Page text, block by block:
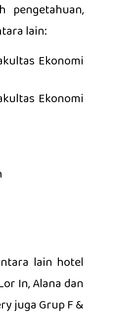
pengetahuan,
lain:
Ekonomi
Ekonomi
lain hotel
In, Alana dan
juga Grup F &